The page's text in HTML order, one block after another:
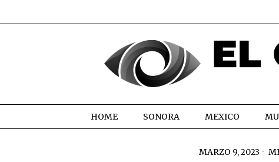
HOME SONORA MEXICO
MARZO 9, 2023